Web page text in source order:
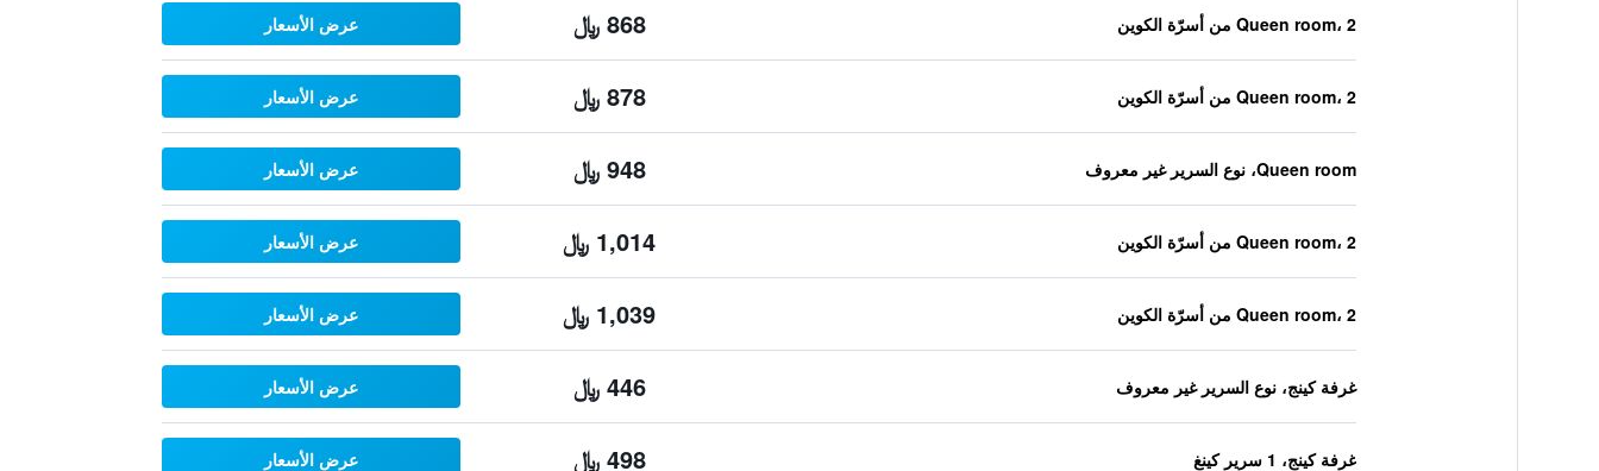
Queen room، 2 من أسرّة الكوين 868 ﷼ عرض الأسعار
Queen room، 2 من أسرّة الكوين 878 ﷼ عرض الأسعار
Queen room، نوع السرير غير معروف 948 ﷼ عرض الأسعار
Queen room، 2 من أسرّة الكوين 1,014 ﷼ عرض الأسعار
Queen room، 2 من أسرّة الكوين 1,039 ﷼ عرض الأسعار
غرفة كينج، نوع السرير غير معروف 446 ﷼ عرض الأسعار
غرفة كينج، 1 سرير كينغ 498 ﷼ عرض الأسعار